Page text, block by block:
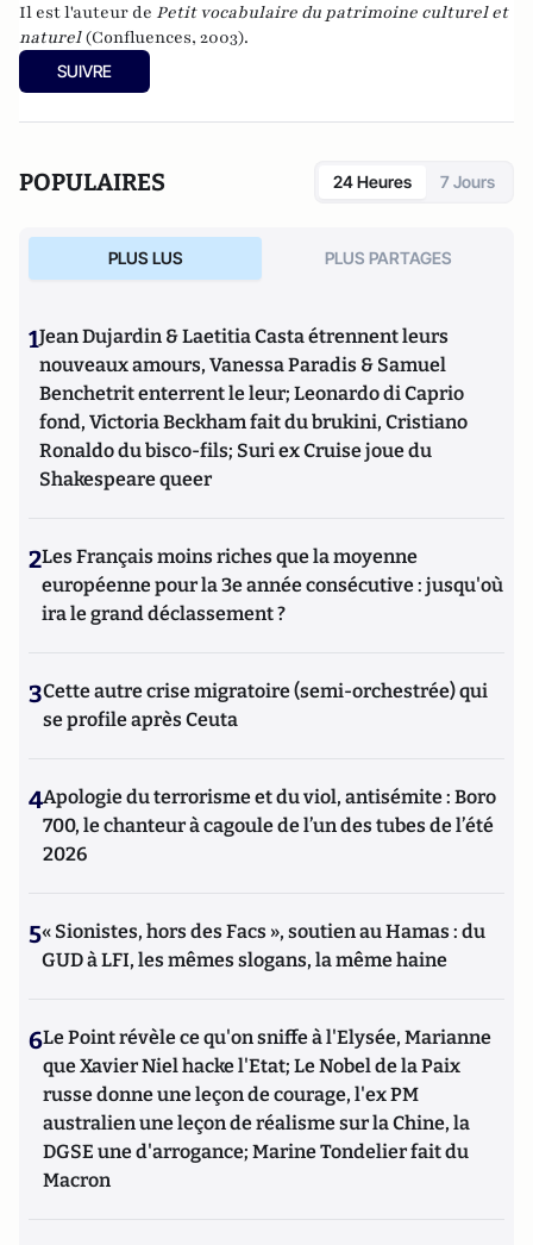
Il est l'auteur de Petit vocabulaire du patrimoine culturel et
naturel(Confluences, 2003).
SUIVRE
POPULAIRES 24 Heures 7 Jours
PLUS LUS PLUS PARTAGES
1Jean Dujardin & Laetitia Casta étrennent leurs
nouveaux amours, Vanessa Paradis & Samuel
Benchetrit enterrent le leur; Leonardo di Caprio
fond, Victoria Beckham fait du brukini, Cristiano
Ronaldo du bisco-fils; Suri ex Cruise joue du
Shakespeare queer
2Les Français moins riches que la moyenne
européenne pour la 3e année consécutive : jusqu'où
ira le grand déclassement ?
3Cette autre crise migratoire (semi-orchestrée) qui
se profile après Ceuta
4Apologie du terrorisme et du viol, antisémite : Boro
700, le chanteur à cagoule de l’un des tubes de l’été
2026
5« Sionistes, hors des Facs », soutien au Hamas : du
GUD à LFI, les mêmes slogans, la même haine
6Le Point révèle ce qu'on sniffe à l'Elysée, Marianne
que Xavier Niel hacke l'Etat; Le Nobel de la Paix
russe donne une leçon de courage, l'ex PM
australien une leçon de réalisme sur la Chine, la
DGSE une d'arrogance; Marine Tondelier fait du
Macron